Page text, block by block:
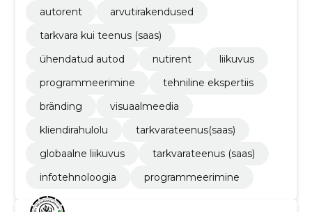
autorent
arvutirakendused
tarkvara kui teenus (saas)
ühendatud autod
nutirent
liikuvus
programmeerimine
tehniline ekspertiis
bränding
visuaalmeedia
kliendirahulolu
tarkvarateenus(saas)
globaalne liikuvus
tarkvarateenus (saas)
infotehnoloogia
programmeerimine